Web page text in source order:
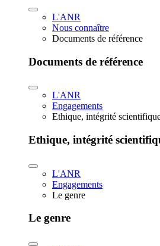
L'ANR
Nous connaître
Documents de référence
Documents de référence
L'ANR
Engagements
Ethique, intégrité
Ethique, intégrité
L'ANR
Engagements
Le genre
Le genre